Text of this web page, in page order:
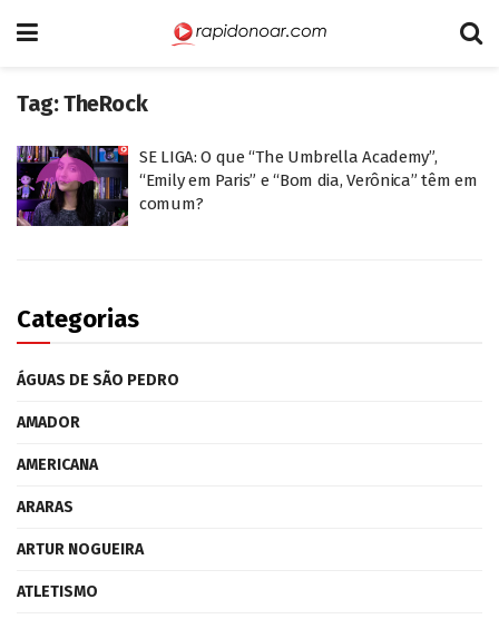
Tag:TheRock
SE LIGA: O que “The Umbrella Academy”,
“Emily em Paris” e “Bom dia, Verônica” têm em
comum?
Categorias
ÁGUAS DE SÃO PEDRO
AMADOR
AMERICANA
ARARAS
ARTUR NOGUEIRA
ATLETISMO